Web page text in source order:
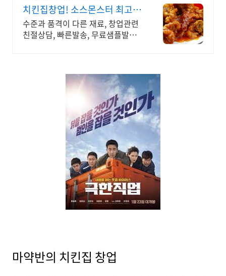
치킨집창업! 소스몬스터 최고급
퀄리티 보장,무료샘플
수준과 품격이 다른 재료, 창업관련
친절상담, 빠른발송, 무료샘플발송
마약반의 치킨집 창업